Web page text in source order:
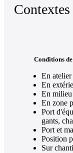
Conditions
En atelier
En
En
En zone
Port
gants,
Port et
Position
Sur